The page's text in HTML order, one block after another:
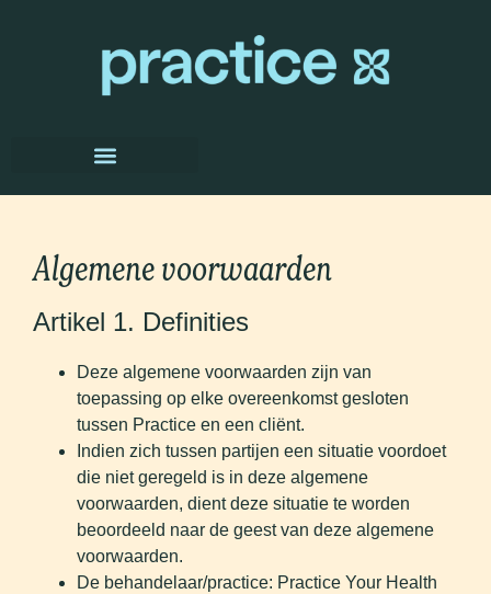
Algemene voorwaarden
Artikel 1. Definities
Deze algemene voorwaarden zijn van
toepassing op elke overeenkomst gesloten
tussen Practice en een cliënt.
Indien zich tussen partijen een situatie voordoet
die niet geregeld is in deze algemene
voorwaarden, dient deze situatie te worden
beoordeeld naar de geest van deze algemene
voorwaarden.
De behandelaar/practice: Practice Your Health